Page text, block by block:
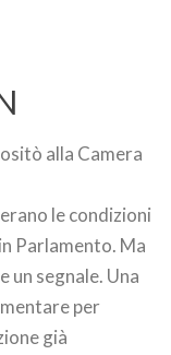
alla Camera
le condizioni
Parlamento. Ma
un segnale. Una
per
già